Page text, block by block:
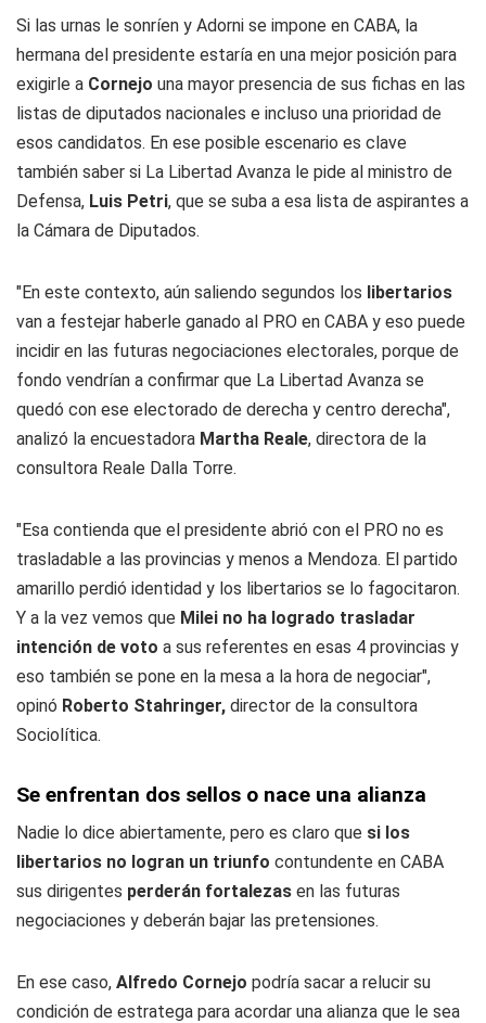
Si las urnas le sonríen y Adorni se impone en CABA, la
hermana del presidente estaría en una mejor posición para
exigirle a Cornejo una mayor presencia de sus fichas en las
listas de diputados nacionales e incluso una prioridad de
esos candidatos. En ese posible escenario es clave
también saber si La Libertad Avanza le pide al ministro de
Defensa, Luis Petri, que se suba a esa lista de aspirantes a
la Cámara de Diputados.
"En este contexto, aún saliendo segundos los libertarios
van a festejar haberle ganado al PRO en CABA y eso puede
incidir en las futuras negociaciones electorales, porque de
fondo vendrían a confirmar que La Libertad Avanza se
quedó con ese electorado de derecha y centro derecha",
analizó la encuestadora Martha Reale, directora de la
consultora Reale Dalla Torre.
"Esa contienda que el presidente abrió con el PRO no es
trasladable a las provincias y menos a Mendoza. El partido
amarillo perdió identidad y los libertarios se lo fagocitaron.
Y a la vez vemos que Milei no ha logrado trasladar
intención de voto a sus referentes en esas 4 provincias y
eso también se pone en la mesa a la hora de negociar",
opinó Roberto Stahringer, director de la consultora
Sociolítica.
Se enfrentan dos sellos o nace una alianza
Nadie lo dice abiertamente, pero es claro que si los
libertarios no logran un triunfo contundente en CABA
sus dirigentes perderán fortalezas en las futuras
negociaciones y deberán bajar las pretensiones.
En ese caso, Alfredo Cornejo podría sacar a relucir su
condición de estratega para acordar una alianza que le sea